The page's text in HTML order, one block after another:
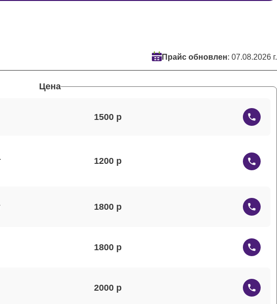
Прайс обновлен: 07.08.2026 г.
Цена
1500
1200
1800
1800
2000